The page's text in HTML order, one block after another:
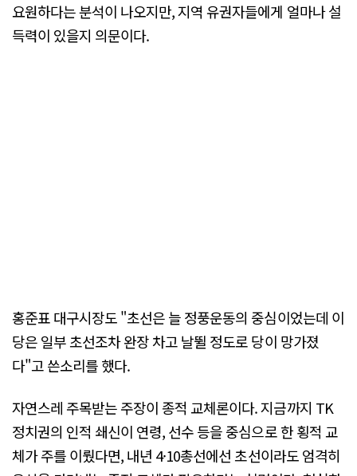
요원하다는 분석이 나오지만, 지역 유권자들에게 얼마나 설
득력이 있을지 의문이다.
홍준표 대구시장도 "초선은 늘 정풍운동의 중심이었는데 이
당은 일부 초선조차 완장 차고 날뛸 정도로 당이 망가졌
다"고 쓴소리를 했다.
자연스레 주목받는 주장이 종적 교체론이다. 지금까지 TK
정치권의 인적 쇄신이 연령, 선수 등을 중심으로 한 횡적 교
체가 주를 이뤘다면, 내년 4·10총선에선 초선이라도 엄격히